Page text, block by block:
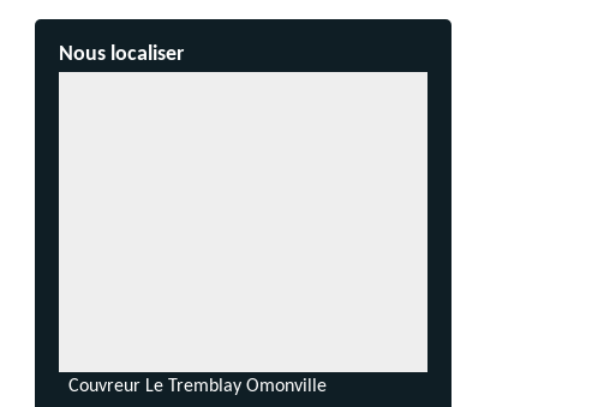
Nous localiser
Couvreur Le Tremblay Omonville